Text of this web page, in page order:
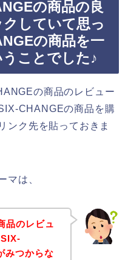
の商品の良
していて思っ
の商品を一
ことでした♪
の商品のレビュー
CHANGEの商品を購
ンク先を貼っておきま
マは、
品のレビュ
みつからな